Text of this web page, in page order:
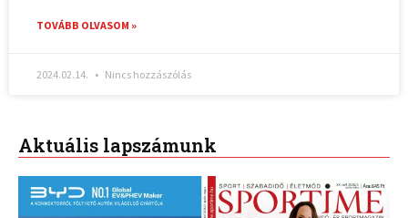
TOVÁBB OLVASOM »
2024.02.14. Nincs hozzászólás
Aktuális lapszámunk